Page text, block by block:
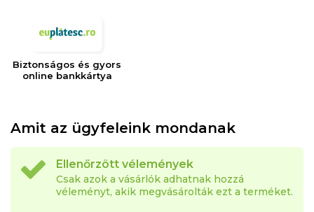
Biztonságos és gyors
online bankkártya
Amit az ügyfeleink mondanak
Ellenőrzött vélemények
Csak azok a vásárlók adhatnak hozzá
véleményt, akik megvásárolták ezt a terméket.